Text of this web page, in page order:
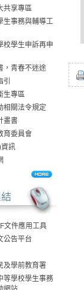
共享專區
生事務與輔導工
校學生申訴再申
，青春不迷途
生專區
相關法令規定
畫書
育委員會
訊
文件應用工具
公告平台
及學前教育署
等學校學生事務